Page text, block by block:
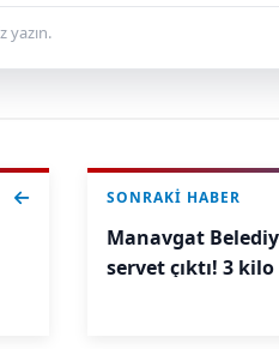
yazın.
SONRAKI HABER
Manavgat
servet çıktı! 3